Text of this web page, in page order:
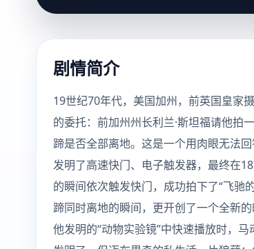
剧情简介
19世纪70年代，美国加州，前英国皇家
的委托：前加州州长利兰·斯坦福请他拍
蹄是否全部离地。这是一个用肉眼无法
发明了高速快门、电子触发器，最终在
的瞬间依次触发快门，成功拍下了“飞驰
蹄同时离地的瞬间，更开创了一个全新
他发明的“动物实验镜”中快速播放时，